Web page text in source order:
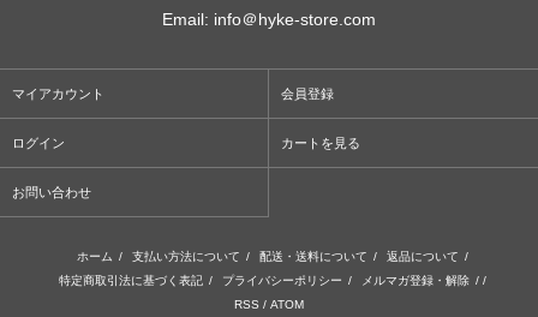
Email: info＠hyke-store.com
マイアカウント 会員登録
ログイン カートを見る
お問い合わせ
ホーム / 支払い方法について / 配送・送料について / 返品について /
特定商取引法に基づく表記 / プライバシーポリシー / メルマガ登録・解除 / /
RSS / ATOM